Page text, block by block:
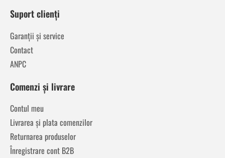
Suport clienți
Garanții și service
Contact
ANPC
Comenzi și livrare
Contul meu
Livrarea și plata comenzilor
Returnarea produselor
Înregistrare cont B2B